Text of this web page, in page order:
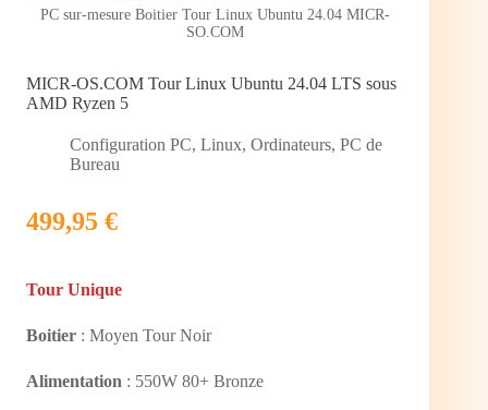
PC sur-mesure Boitier Tour Linux Ubuntu 24.04 MICR-
SO.COM
MICR-OS.COM Tour Linux Ubuntu 24.04 LTS sous
AMD Ryzen 5
Configuration PC, Linux, Ordinateurs, PC de
Bureau
499,95 €
Tour Unique
Boitier : Moyen Tour Noir
Alimentation : 550W 80+ Bronze